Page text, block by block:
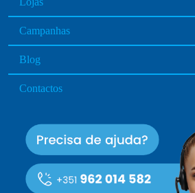
Campanhas
Blog
Contactos